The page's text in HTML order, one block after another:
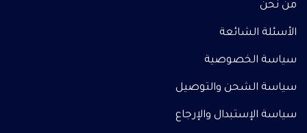
من نحن
الأسئلة الشائعة
سياسة الخصوصية
سياسة الشحن والتوصيل
سياسة الإستبدال والإرجاع